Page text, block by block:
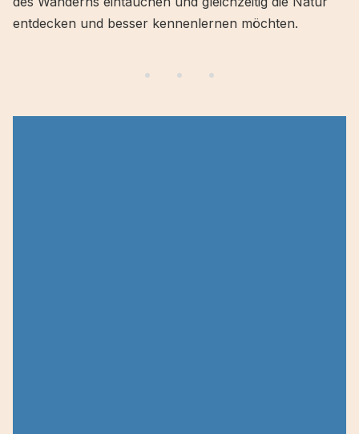
entdecken und besser kennenlernen möchten.